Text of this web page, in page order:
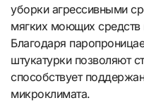
уборки агрессивными
мягких моющих средств
Благодаря
штукатурки позволяют
способствует
микроклимата.